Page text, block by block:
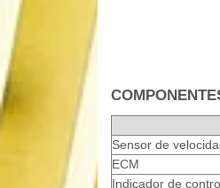
Sensor de
ECM
Indicador de